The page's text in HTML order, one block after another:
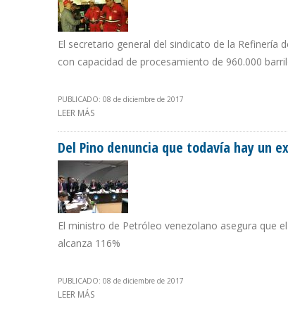
El secretario general del sindicato de la Refinería
con capacidad de procesamiento de 960.000
PUBLICADO: 08 de diciembre de 2017
LEER MÁS
Del Pino denuncia que todavía hay un
El ministro de Petróleo venezolano asegura que
alcanza 116%
PUBLICADO: 08 de diciembre de 2017
LEER MÁS